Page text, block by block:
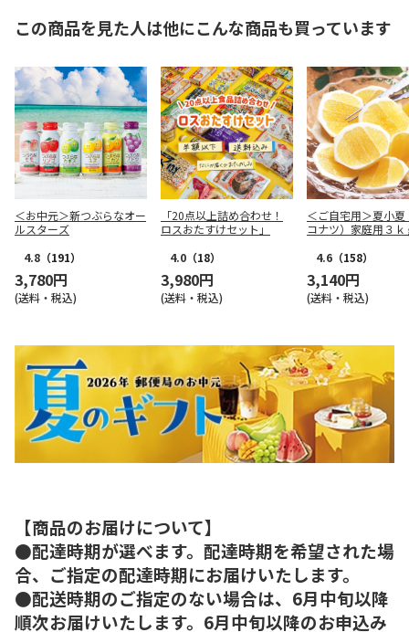
この商品を見た人は他にこんな商品も買っています
＜お中元＞新つぶらなオー
ルスターズ
4.8 （191）
3,780円
(送料・税込)
「20点以上詰め合わせ！
ロスおたすけセット」
4.0 （18）
3,980円
(送料・税込)
＜ご自宅用＞夏小夏
コナツ）家庭用３ｋ
4.6 （158）
3,140円
(送料・税込)
【商品のお届けについて】
●配達時期が選べます。配達時期を希望された場
合、ご指定の配達時期にお届けいたします。
●配送時期のご指定のない場合は、6月中旬以降
順次お届けいたします。6月中旬以降のお申込み